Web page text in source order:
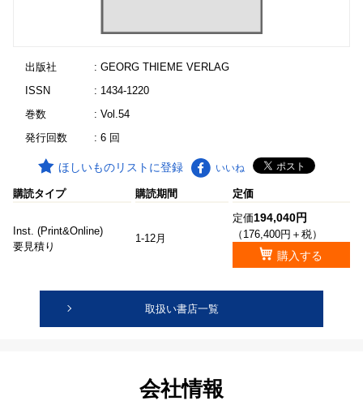
出版社
: GEORG THIEME VERLAG
ISSN
: 1434-1220
巻数
: Vol.54
発行回数
: 6 回
ほしいものリストに登録 いいね
購読タイプ 購読期間 定価
Inst. (Print&Online)
要見積り
1-12月
定価194,040円
（176,400円＋税）
購入する
取扱い書店一覧
会社情報